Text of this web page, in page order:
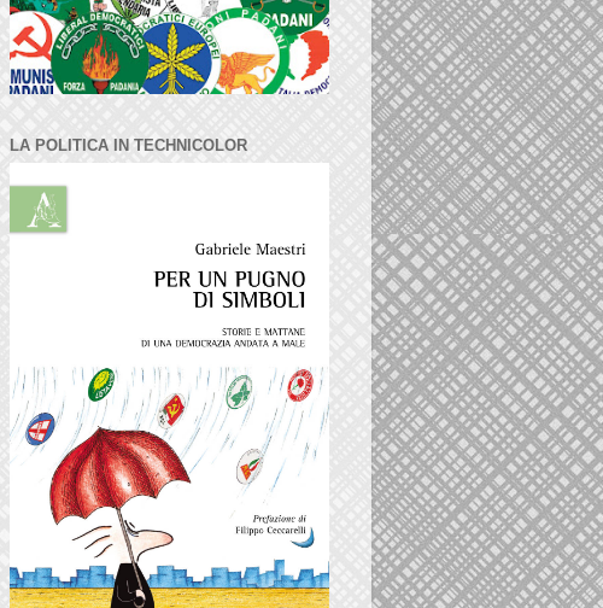
LA POLITICA IN TECHNICOLOR